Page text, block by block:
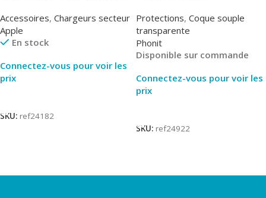
Accessoires, Chargeurs secteur
Apple
En stock
Connectez-vous pour voir les
prix
SKU: ref24182
Protections, Coque souple
transparente
Phonit
Disponible sur commande
Connectez-vous pour voir les
prix
SKU: ref24922